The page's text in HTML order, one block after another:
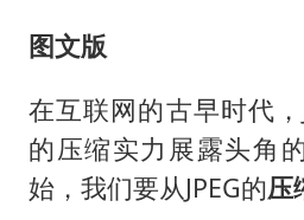
图文版
在互联网的古早时代
的压缩实力展露头角
始，我们要从JPEG的压